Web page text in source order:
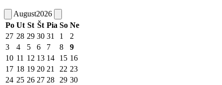
August2026
Po Ut St Št Pia So Ne
27 28 29 30 31 1
2
3
4 5 6 7 8
9
10 11 12 13 14 15 16
17 18 19 20 21 22 23
24 25 26 27 28 29 30